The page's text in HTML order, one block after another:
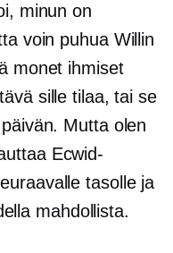
minun on
voin puhua Willin
monet ihmiset
sille tilaa, tai se
Mutta olen
Ecwid-
tasolle ja
mahdollista.